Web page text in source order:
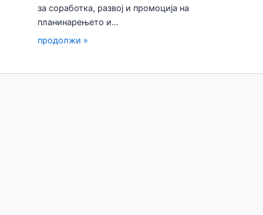
за соработка, развој и промоција на
планинарењето и…
продолжи »